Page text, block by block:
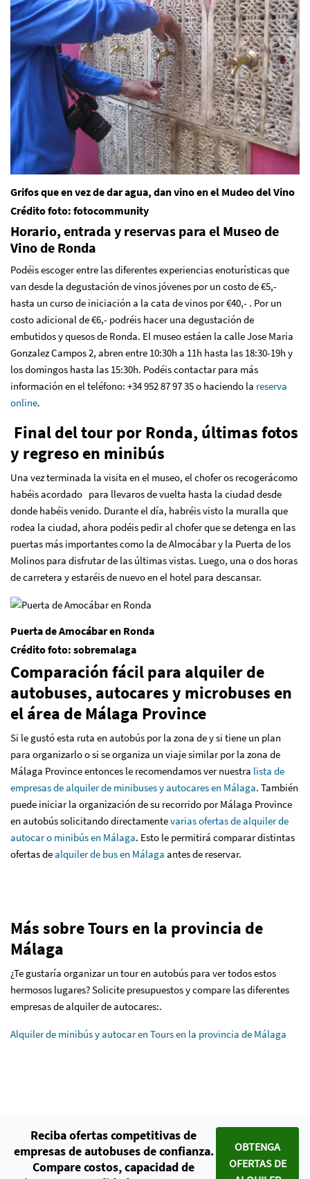
Grifos que en vez de dar agua, dan vino en el Mudeo del Vino
Crédito foto: fotocommunity
Horario, entrada y reservas para el Museo de
Vino de Ronda
Podéis escoger entre las diferentesexperiencias enoturísticasque
van desde la degustación de vinos jóvenes por un costo de €5,-
hasta un curso de iniciación a la cata de vinos por €40,- . Por un
costo adicional de €6,- podréis hacer una degustación de
embutidos y quesos de Ronda. El museo estáen la calle Jose Maria
Gonzalez Campos 2, abren entre 10:30h a 11h hasta las 18:30-19h y
los domingos hasta las 15:30h. Podéis contactar para más
información en el teléfono: +34 952 87 97 35 o haciendo la reserva
online.
Final del tour por Ronda, últimas fotos
y regreso en minibús
Una vez terminada la visita en el museo, el chofer os recogerácomo
habéis acordado para llevaros de vuelta hasta la ciudad desde
donde habéis venido. Durante el día, habréis visto la muralla que
rodea la ciudad, ahora podéis pedir al chofer que se detenga en las
puertas más importantes como la de Almocábar y la Puerta de los
Molinos para disfrutar de las últimas vistas. Luego, una o dos horas
de carretera y estaréis de nuevo en el hotel para descansar.
Puerta de Amocábar en Ronda
Crédito foto: sobremalaga
Comparación fácil para alquiler de
autobuses, autocares y microbuses en
el área de Málaga Province
Si le gustó esta ruta en autobús por la zona de y si tiene un plan
para organizarlo o si se organiza un viaje similar por la zona de
Málaga Province entonces le recomendamos ver nuestra lista de
empresas de alquiler de minibuses y autocares en Málaga. También
puede iniciar la organización de su recorrido por Málaga Province
en autobús solicitando directamentevarias ofertas de alquiler de
autocar o minibús en Málaga. Esto le permitirá comparar distintas
ofertas dealquiler de bus en Málaga antes de reservar.
Más sobre Tours en la provincia de
Málaga
¿Te gustaría organizar un tour en autobús para ver todos estos
hermosos lugares? Solicite presupuestos y compare las diferentes
empresas de alquiler de autocares:.
Alquiler de minibús y autocar en Tours en la provincia de Málaga
Reciba ofertas competitivas de
empresas de autobuses de confianza.
Compare costos, capacidad de
OBTENGA
OFERTAS DE